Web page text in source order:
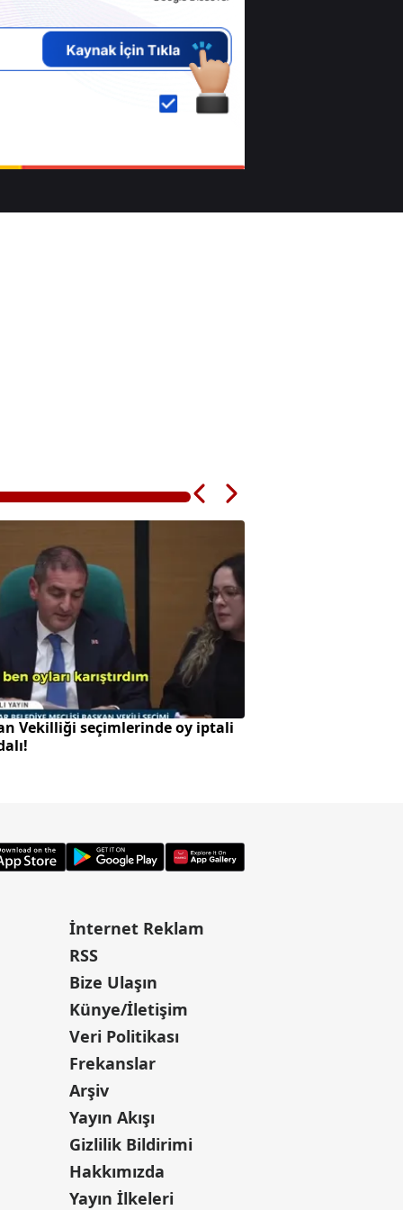
Vekilliği seçimlerinde oy iptali
İnternet Reklam
RSS
Bize Ulaşın
Künye/İletişim
Veri Politikası
Frekanslar
Arşiv
Yayın Akışı
Gizlilik Bildirimi
Hakkımızda
Yayın İlkeleri